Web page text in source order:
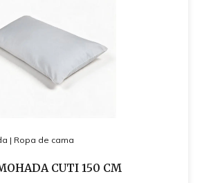
| Ropa de cama
CUTI 150 CM